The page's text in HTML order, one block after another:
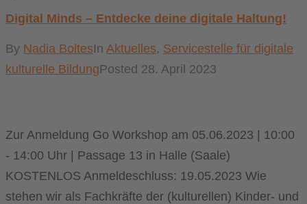
Digital Minds – Entdecke deine digitale Haltung!
By Nadia BoltesIn Aktuelles, Servicestelle für digitale
kulturelle BildungPosted 28. April 2023
Zur Anmeldung Go Workshop am 05.06.2023 | 10:00
- 14:00 Uhr | Passage 13 in Halle (Saale)
KOSTENLOS Anmeldeschluss: 19.05.2023 Wie
stehen wir als Fachkräfte der (kulturellen) Kinder- und